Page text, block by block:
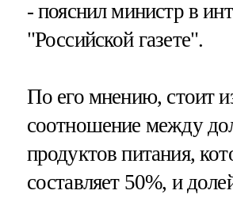
- пояснил министр в
"Российской газете".
По его мнению, стоит
соотношение между
продуктов питания,
составляет 50%, и